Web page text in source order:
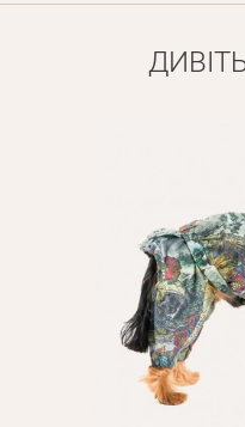
Отримувати
Вам на пошту буде
Не прийшов
Дані не підв'язані до
обліковий